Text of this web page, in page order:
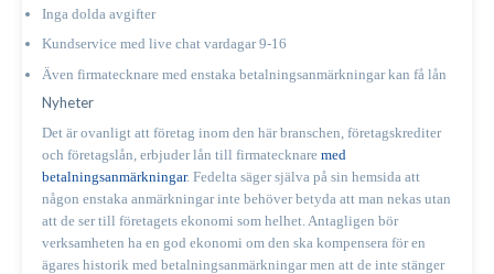
Inga dolda avgifter
Kundservice med live chat vardagar 9-16
Även firmatecknare med enstaka betalningsanmärkningar kan få lån
Nyheter
Det är ovanligt att företag inom den här branschen, företagskrediter
och företagslån, erbjuder lån till firmatecknare med
betalningsanmärkningar. Fedelta säger själva på sin hemsida att
någon enstaka anmärkningar inte behöver betyda att man nekas utan
att de ser till företagets ekonomi som helhet. Antagligen bör
verksamheten ha en god ekonomi om den ska kompensera för en
ägares historik med betalningsanmärkningar men att de inte stänger